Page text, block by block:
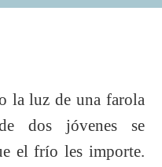
la luz de una farola
dos jóvenes se
el frío les importe.